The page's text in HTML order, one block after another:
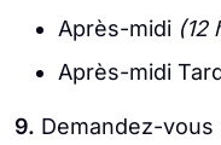
Après-midi (12
Après-midi
9. Demandez-